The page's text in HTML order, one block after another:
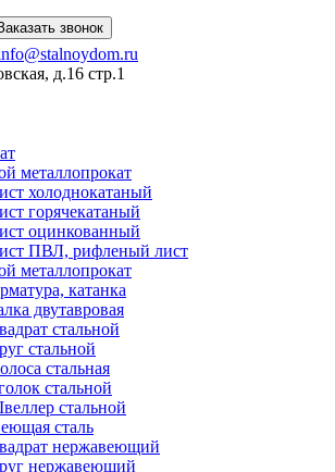
звонок
д.16 стр.1
металлопрокат
холоднокатаный
горячекатаный
оцинкованный
ПВЛ, рифленый лист
металлопрокат
катанка
двутавровая
стальной
стальной
стальная
стальной
стальной
сталь
нержавеющий
нержавеющий